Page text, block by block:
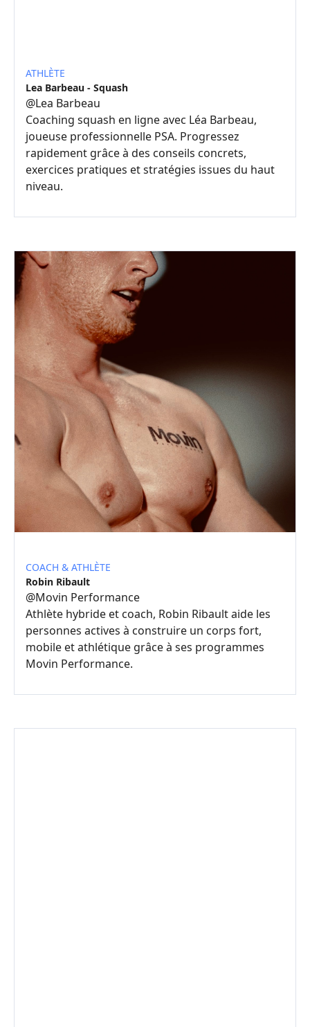
ATHLÈTE
Lea Barbeau - Squash
@Lea Barbeau
Coaching squash en ligne avec Léa Barbeau,
joueuse professionnelle PSA. Progressez
rapidement grâce à des conseils concrets,
exercices pratiques et stratégies issues du haut
niveau.
COACH & ATHLÈTE
Robin Ribault
@Movin Performance
Athlète hybride et coach, Robin Ribault aide les
personnes actives à construire un corps fort,
mobile et athlétique grâce à ses programmes
Movin Performance.